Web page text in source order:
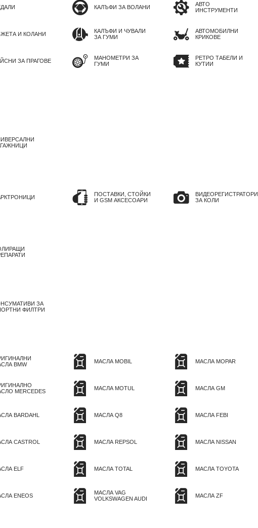
И КОЛАНИ
ЗА ПРАГОВЕ
КАЛЪФИ ЗА ВОЛАНИ
КАЛЪФИ И ЧУВАЛИ
ЗА ГУМИ
МАНОМЕТРИ ЗА
ГУМИ
АВТО
ИНСТРУМЕНТИ
АВТОМОБИЛНИ
КРИКОВЕ
РЕТРО ТАБЕЛИ И
КУТИИ
ПОСТАВКИ, СТОЙКИ
И GSM АКСЕСОАРИ
ВИДЕОРЕГИСТРАТОРИ
ЗА КОЛИ
ЗА
ФИЛТРИ
BMW
MERCEDES
BARDAHL
CASTROL
ELF
ENEOS
МАСЛА MOBIL
МАСЛА MOTUL
МАСЛА Q8
МАСЛА REPSOL
МАСЛА TOTAL
МАСЛА VAG
VOLKSWAGEN AUDI
МАСЛА MOPAR
МАСЛА GM
МАСЛА FEBI
МАСЛА NISSAN
МАСЛА TOYOTA
МАСЛА ZF